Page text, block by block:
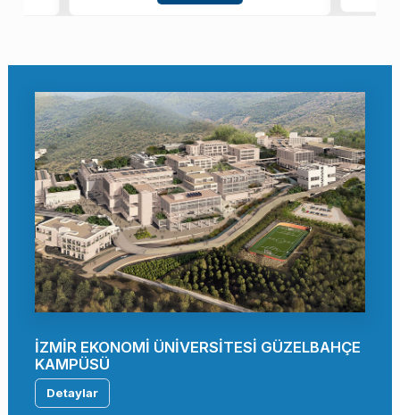
İZMİR EKONOMİ ÜNİVERSİTESİ GÜZELBAHÇE
KAMPÜSÜ
Detaylar